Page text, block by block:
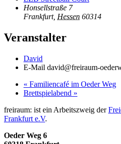
Honsellstraße 7
Frankfurt, Hessen 60314
Veranstalter
David
E-Mail david@freiraum-
« Familiencafé im Oeder Weg
Brettspielabend »
freiraum: ist ein Arbeitszweig der
Frankfurt e.V.
Oeder Weg 6